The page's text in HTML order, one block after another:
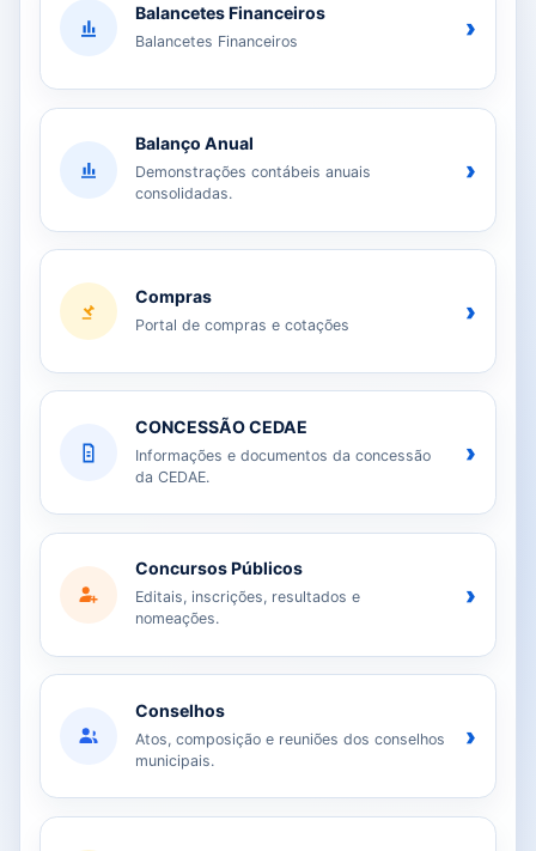
Balancetes Financeiros
Balancetes Financeiros ›
Balanço Anual
Demonstrações contábeis anuais
consolidadas.
›
Compras
Portal de compras e cotações ›
CONCESSÃO CEDAE
Informações e documentos da concessão
da CEDAE.
›
Concursos Públicos
Editais, inscrições, resultados e
nomeações.
›
Conselhos
Atos, composição e reuniões dos conselhos
municipais.
›